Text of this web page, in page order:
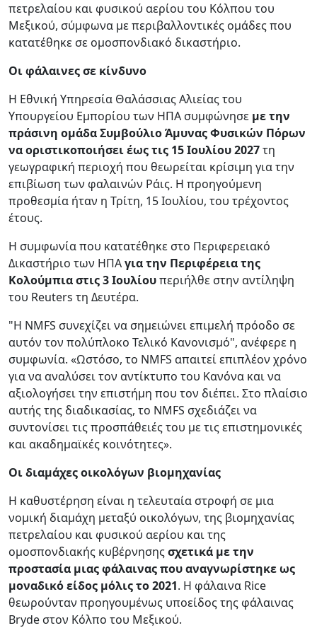
πετρελαίου και φυσικού αερίου του Κόλπου του
Μεξικού, σύμφωνα με περιβαλλοντικές ομάδες που
κατατέθηκε σε ομοσπονδιακό δικαστήριο.
Οι φάλαινες σε κίνδυνο
Η Εθνική Υπηρεσία Θαλάσσιας Αλιείας του
Υπουργείου Εμπορίου των ΗΠΑ συμφώνησε με την
πράσινη ομάδα Συμβούλιο Άμυνας Φυσικών Πόρων
να οριστικοποιήσει έως τις 15 Ιουλίου 2027τη
γεωγραφική περιοχή που θεωρείται κρίσιμη για την
επιβίωση των φαλαινών Ράις. Η προηγούμενη
προθεσμία ήταν η Τρίτη, 15 Ιουλίου, του τρέχοντος
έτους.
Η συμφωνία που κατατέθηκε στο Περιφερειακό
Δικαστήριο των ΗΠΑγια την Περιφέρεια της
Κολούμπια στις 3 Ιουλίουπεριήλθε στην αντίληψη
του Reuters τη Δευτέρα.
"Η NMFS συνεχίζει να σημειώνει επιμελή πρόοδο σε
αυτόν τον πολύπλοκο Τελικό Κανονισμό", ανέφερε η
συμφωνία. «Ωστόσο, το NMFS απαιτεί επιπλέον χρόνο
για να αναλύσει τον αντίκτυπο του Κανόνα και να
αξιολογήσει την επιστήμη που τον διέπει. Στο πλαίσιο
αυτής της διαδικασίας, το NMFS σχεδιάζει να
συντονίσει τις προσπάθειές του με τις επιστημονικές
και ακαδημαϊκές κοινότητες».
Oι διαμάχες οικολόγων βιομηχανίας
Η καθυστέρηση είναι η τελευταία στροφή σε μια
νομική διαμάχη μεταξύ οικολόγων, της βιομηχανίας
πετρελαίου και φυσικού αερίου και της
ομοσπονδιακής κυβέρνησηςσχετικά με την
προστασία μιας φάλαινας που αναγνωρίστηκε ως
μοναδικό είδος μόλις το 2021. Η φάλαινα Rice
θεωρούνταν προηγουμένως υποείδος της φάλαινας
Bryde στον Κόλπο του Μεξικού.